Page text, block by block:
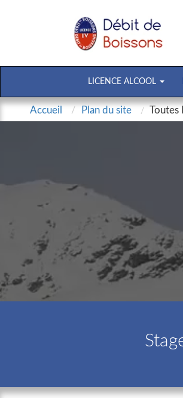
LICENCE ALCOOL
Accueil Plan du site Toutes